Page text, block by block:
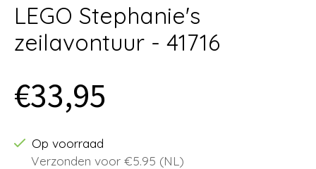
LEGO Stephanie's
zeilavontuur - 41716
€33,95
Op voorraad
Verzonden voor €5.95 (NL)